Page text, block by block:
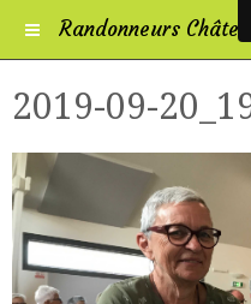
Randonneurs
2019-09-